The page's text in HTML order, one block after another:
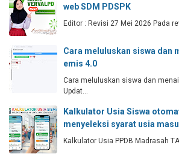
web SDM PDSPK
Editor : Revisi 27 Mei 2026 Pada
Cara meluluskan siswa dan
emis 4.0
Cara meluluskan siswa dan
Updat…
Kalkulator Usia Siswa
menyeleksi syarat usia
Kalkulator Usia PPDB Madrasah